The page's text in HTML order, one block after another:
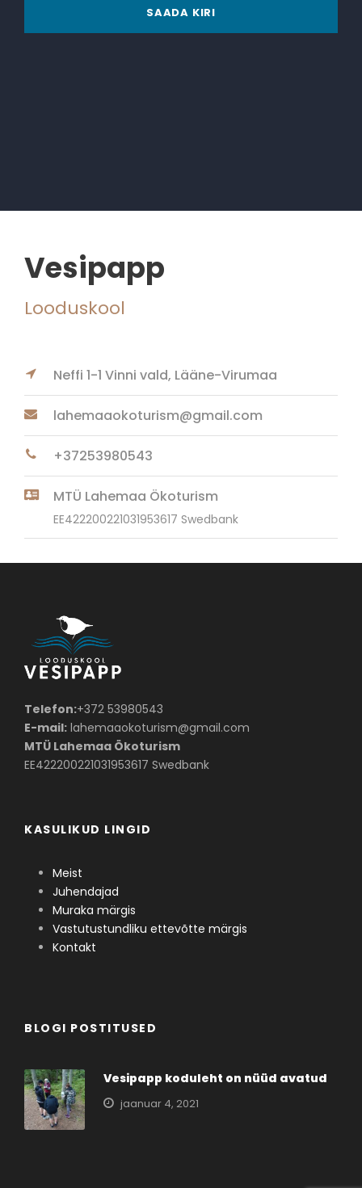
Vesipapp
Looduskool
Neffi 1-1 Vinni vald, Lääne-Virumaa
lahemaaokoturism@gmail.com
+37253980543
MTÜ Lahemaa Ökoturism
EE422200221031953617 Swedbank
Telefon:+372 53980543
E-mail: lahemaaokoturism@gmail.com
MTÜ Lahemaa Ökoturism
EE422200221031953617 Swedbank
KASULIKUD LINGID
Meist
Juhendajad
Muraka märgis
Vastutustundliku ettevõtte märgis
Kontakt
BLOGI POSTITUSED
Vesipapp koduleht on nüüd avatud
jaanuar 4, 2021